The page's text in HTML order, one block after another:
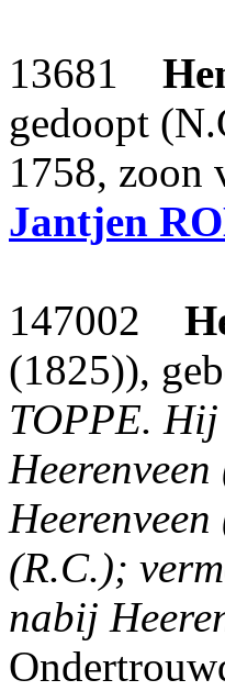
13681
gedoopt
1758, zoon
Jantjen
147002
(1825)),
TOPPE. Hij
(R.C.);
nabij